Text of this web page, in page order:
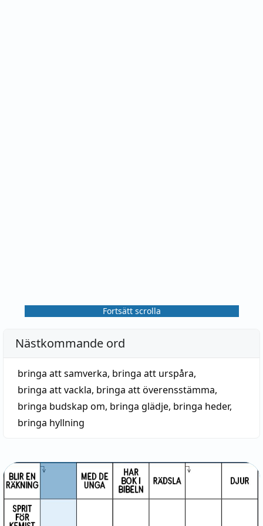
Fortsätt scrolla
Nästkommande ord
bringa att samverka, bringa att urspåra,
bringa att vackla, bringa att överensstämma,
bringa budskap om, bringa glädje, bringa heder,
bringa hyllning